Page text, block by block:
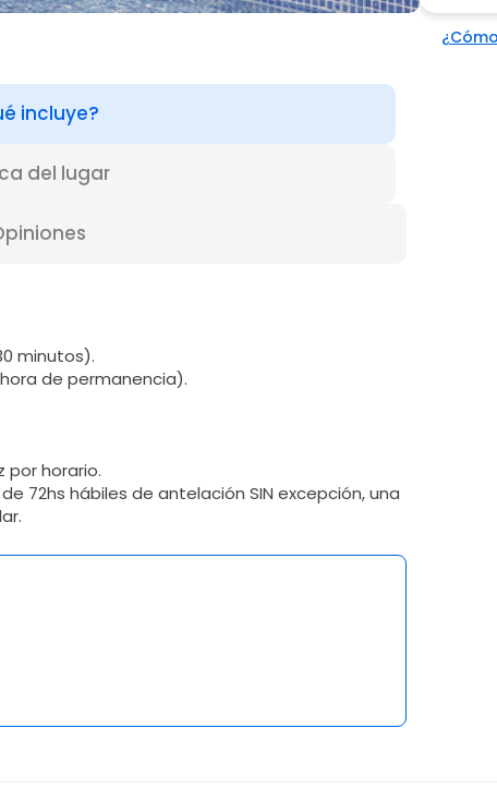
incluye?
del lugar
minutos).
de permanencia).
por horario.
72hs hábiles de antelación SIN excepción, una